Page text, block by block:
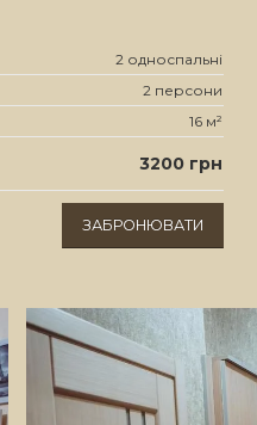
2 односпальні
2 персони
16 м²
3200 грн
ЗАБРОНЮВАТИ